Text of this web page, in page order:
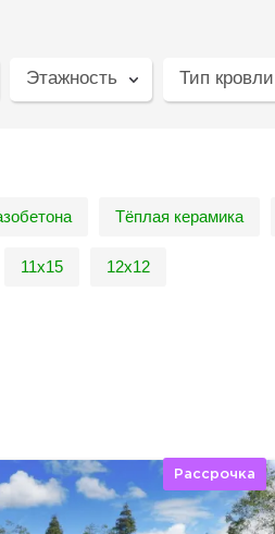
Этажность Тип кровли
Тёплая керамика
11х15 12х12
Рассрочка